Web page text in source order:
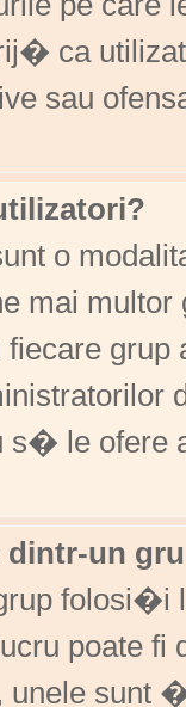
ca
sau
o
mai
grup
s� le
un
folosi�i
poate
unele